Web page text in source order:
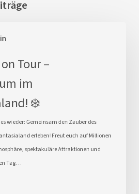
Tour –
im
❄️
wieder: Gemeinsam den Zauber des
erleben! Freut euch auf Millionen
spektakuläre Attraktionen und
Tag…